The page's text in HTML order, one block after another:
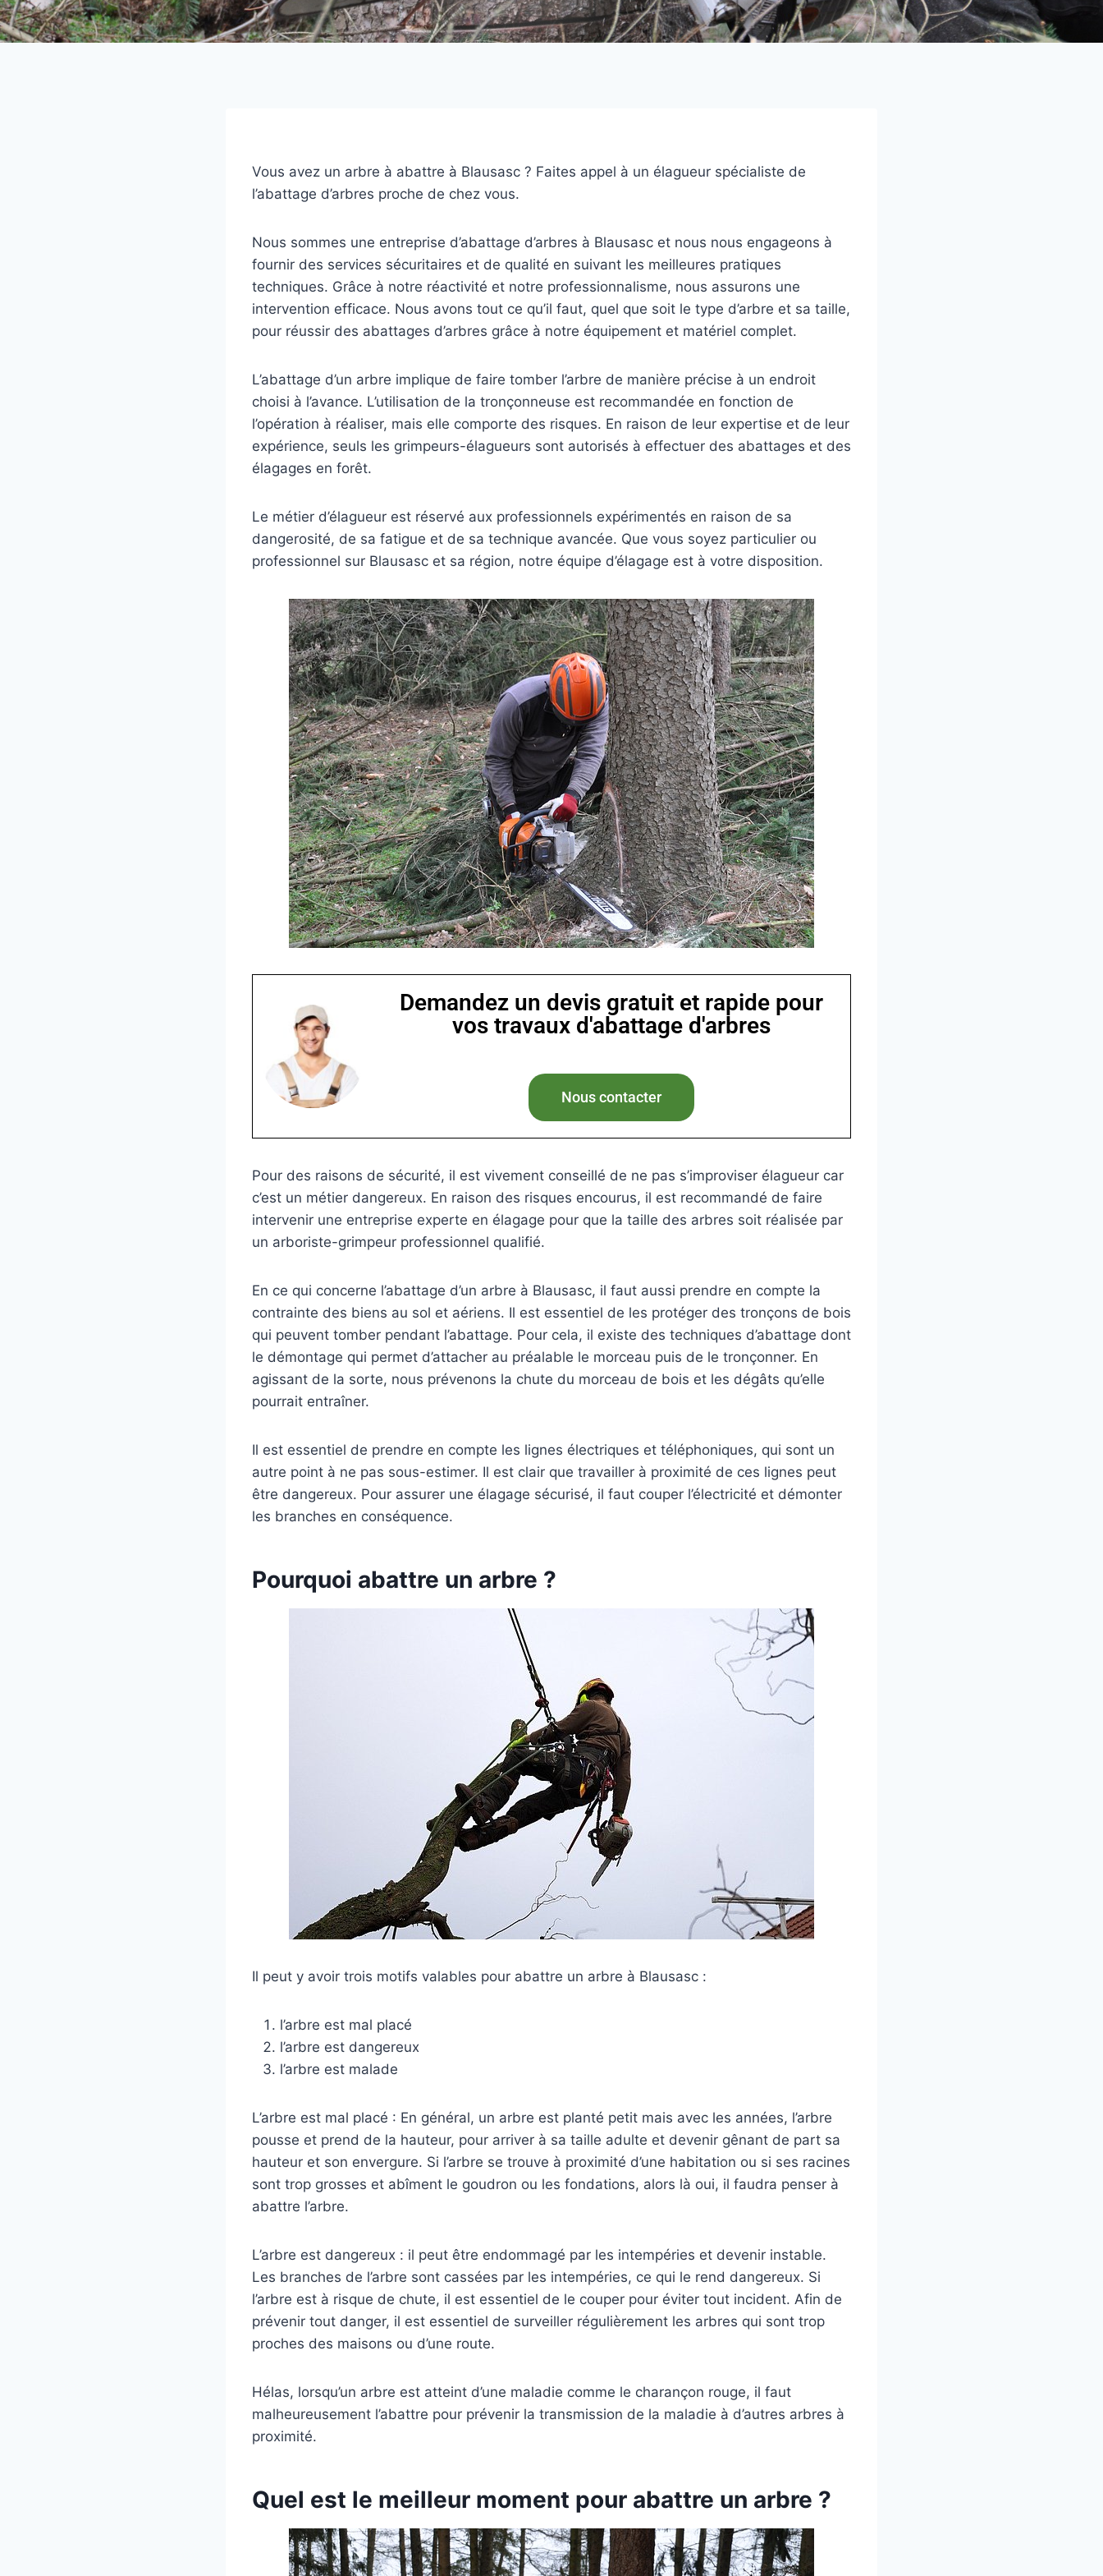
Vous avez un arbre à abattre à Blausasc ? Faites appel à un élagueur spécialiste de
l’abattage d’arbres proche de chez vous.
Nous sommes une entreprise d’abattage d’arbres à Blausasc et nous nous engageons à
fournir des services sécuritaires et de qualité en suivant les meilleures pratiques
techniques. Grâce à notre réactivité et notre professionnalisme, nous assurons une
intervention efficace. Nous avons tout ce qu’il faut, quel que soit le type d’arbre et sa taille,
pour réussir des abattages d’arbres grâce à notre équipement et matériel complet.
L’abattage d’un arbre implique de faire tomber l’arbre de manière précise à un endroit
choisi à l’avance. L’utilisation de la tronçonneuse est recommandée en fonction de
l’opération à réaliser, mais elle comporte des risques. En raison de leur expertise et de leur
expérience, seuls les grimpeurs-élagueurs sont autorisés à effectuer des abattages et des
élagages en forêt.
Le métier d’élagueur est réservé aux professionnels expérimentés en raison de sa
dangerosité, de sa fatigue et de sa technique avancée. Que vous soyez particulier ou
professionnel sur Blausasc et sa région, notre équipe d’élagage est à votre disposition.
Demandez un devis gratuit et rapide pour
vos travaux d'abattage d'arbres
Nous contacter
Pour des raisons de sécurité, il est vivement conseillé de ne pas s’improviser élagueur car
c’est un métier dangereux. En raison des risques encourus, il est recommandé de faire
intervenir une entreprise experte en élagage pour que la taille des arbres soit réalisée par
un arboriste-grimpeur professionnel qualifié.
En ce qui concerne l’abattage d’un arbre à Blausasc, il faut aussi prendre en compte la
contrainte des biens au sol et aériens. Il est essentiel de les protéger des tronçons de bois
qui peuvent tomber pendant l’abattage. Pour cela, il existe des techniques d’abattage dont
le démontage qui permet d’attacher au préalable le morceau puis de le tronçonner. En
agissant de la sorte, nous prévenons la chute du morceau de bois et les dégâts qu’elle
pourrait entraîner.
Il est essentiel de prendre en compte les lignes électriques et téléphoniques, qui sont un
autre point à ne pas sous-estimer. Il est clair que travailler à proximité de ces lignes peut
être dangereux. Pour assurer une élagage sécurisé, il faut couper l’électricité et démonter
les branches en conséquence.
Pourquoi abattre un arbre ?
Il peut y avoir trois motifs valables pour abattre un arbre à Blausasc :
l’arbre est mal placé
l’arbre est dangereux
l’arbre est malade
L’arbre est mal placé : En général, un arbre est planté petit mais avec les années, l’arbre
pousse et prend de la hauteur, pour arriver à sa taille adulte et devenir gênant de part sa
hauteur et son envergure. Si l’arbre se trouve à proximité d’une habitation ou si ses racines
sont trop grosses et abîment le goudron ou les fondations, alors là oui, il faudra penser à
abattre l’arbre.
L’arbre est dangereux : il peut être endommagé par les intempéries et devenir instable.
Les branches de l’arbre sont cassées par les intempéries, ce qui le rend dangereux. Si
l’arbre est à risque de chute, il est essentiel de le couper pour éviter tout incident. Afin de
prévenir tout danger, il est essentiel de surveiller régulièrement les arbres qui sont trop
proches des maisons ou d’une route.
Hélas, lorsqu’un arbre est atteint d’une maladie comme le charançon rouge, il faut
malheureusement l’abattre pour prévenir la transmission de la maladie à d’autres arbres à
proximité.
Quel est le meilleur moment pour abattre un arbre ?